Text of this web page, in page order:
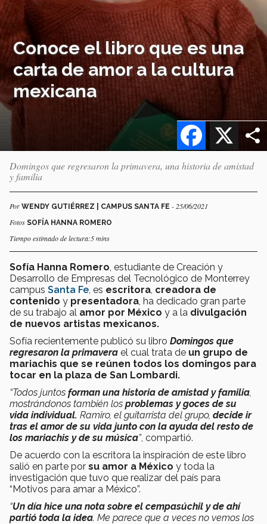
Conoce el libro que es una
carta de amor a la cultura
mexicana
X
Facebook
Domingos que regresaron la primavera, una historia de amistad
y familia
Por WENDY GUTIÉRREZ | CAMPUS SANTA FE - 25/06/2021
Fotos SOFÍA HANNA ROMERO
Tiempo estimado de lectura:5 mins
Sofía Hanna Romero , estudiante de Creación y
Desarrollo de Empresas del Tecnológico de Monterrey
campus Santa Fe , es escritora creadora de
contenido y presentadora , ha dedicado gran parte
de su trabajo al amor por México y a la divulgación
de nuevos artistas mexicanos.
Sofía recientemente publicó su libro Domingos que
regresaron la primavera el cual trata de un grupo de
mariachis que se reúnen todos los domingos para
tocar en la plaza de San Lombardi.
“Todos juntos forman una historia de amistad y familia
mostrándonos también los problemas y goces de su
vida individual. Ramiro, el guitarrista del grupo, decide ir
tras el amor de su vida junto con la ayuda del resto de
los mariachis y de su música”, compartió.
De acuerdo con la escritora la inspiración de este libro
salió en parte por su amor a México y toda la
investigación que tuvo que realizar del país para
“Motivos para amar a México”.
“Un día hice una nota sobre el cempasúchil y de ahí
partió toda la idea. Me parece que a veces no vemos los